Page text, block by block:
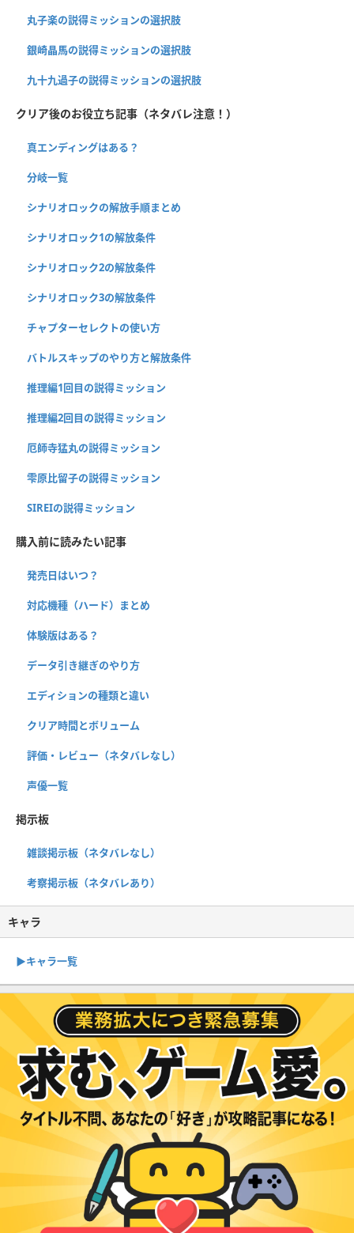
丸子楽の説得ミッションの選択肢
銀崎晶馬の説得ミッションの選択肢
九十九過子の説得ミッションの選択肢
クリア後のお役立ち記事（ネタバレ注意！）
真エンディングはある？
分岐一覧
シナリオロックの解放手順まとめ
シナリオロック1の解放条件
シナリオロック2の解放条件
シナリオロック3の解放条件
チャプターセレクトの使い方
バトルスキップのやり方と解放条件
推理編1回目の説得ミッション
推理編2回目の説得ミッション
厄師寺猛丸の説得ミッション
雫原比留子の説得ミッション
SIREIの説得ミッション
購入前に読みたい記事
発売日はいつ？
対応機種（ハード）まとめ
体験版はある？
データ引き継ぎのやり方
エディションの種類と違い
クリア時間とボリューム
評価・レビュー（ネタバレなし）
声優一覧
掲示板
雑談掲示板（ネタバレなし）
考察掲示板（ネタバレあり）
キャラ
▶︎キャラ一覧